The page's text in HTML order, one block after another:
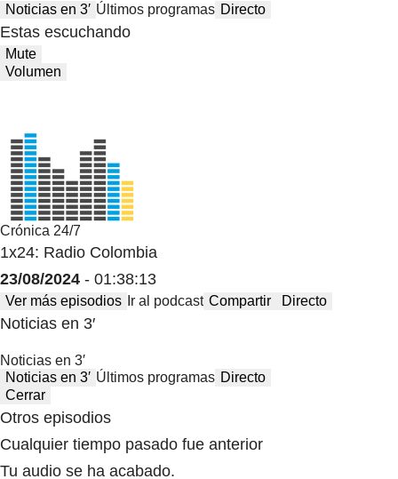
Noticias en 3′ Últimos programas Directo
Estas escuchando
Mute
Volumen
Crónica 24/7
1x24: Radio Colombia
23/08/2024 - 01:38:13
Ver más episodios Ir al podcast Compartir Directo
Noticias en 3′
Noticias en 3′
Noticias en 3′ Últimos programas Directo
Cerrar
Otros episodios
Cualquier tiempo pasado fue anterior
Tu audio se ha acabado.